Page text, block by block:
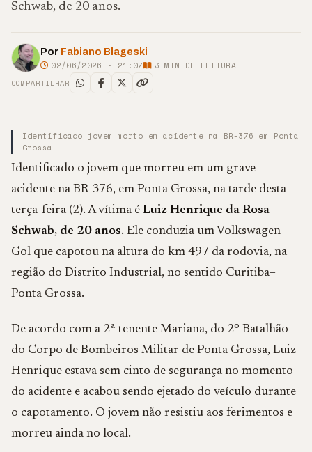
Schwab, de 20 anos.
Por Fabiano Blageski
02/06/2026 · 21:07 3 MIN DE LEITURA
COMPARTILHAR
Identificado jovem morto em acidente na BR-376 em Ponta
Grossa
Identificado o jovem que morreu em um grave
acidente na BR-376, em Ponta Grossa, na tarde desta
terça-feira (2). A vítima é Luiz Henrique da Rosa
Schwab, de 20 anos. Ele conduzia um Volkswagen
Gol que capotou na altura do km 497 da rodovia, na
região do Distrito Industrial, no sentido Curitiba–
Ponta Grossa.
De acordo com a 2ª tenente Mariana, do 2º Batalhão
do Corpo de Bombeiros Militar de Ponta Grossa, Luiz
Henrique estava sem cinto de segurança no momento
do acidente e acabou sendo ejetado do veículo durante
o capotamento. O jovem não resistiu aos ferimentos e
morreu ainda no local.